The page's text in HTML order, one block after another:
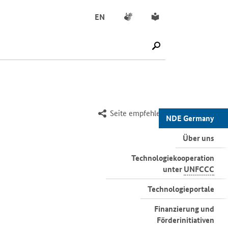
SUCHE STARTEN
EN Gebärdensprache
Leichte Sprache
NDE Germany
Über uns
Technologiekooperation
unterUNFCCC
Technologieportale
Finanzierung und
Förderinitiativen
Seite empfehlen